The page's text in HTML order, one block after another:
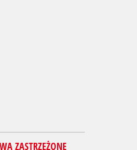
ZASTRZEŻONE